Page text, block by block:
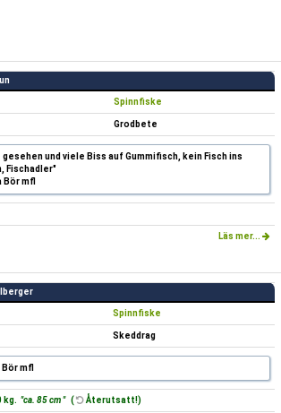
Spinnfiske
Grodbete
und viele Biss auf Gummifisch, kein Fisch ins
Fischadler"
Bör mfl
Läs mer...
Spinnfiske
Skeddrag
mfl
kg. "ca. 85 cm " ( Återutsatt!)